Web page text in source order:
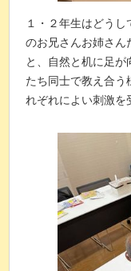
１・２年生はどう
のお兄さんお姉さん
と、自然と机に足が
たち同士で教え合う
れぞれによい刺激を